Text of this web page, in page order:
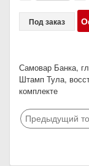
Под заказ
Самовар Банка,
Штамп Тула,
комплекте
Предыдущий